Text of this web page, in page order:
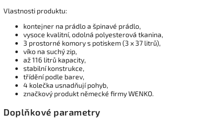
Vlastnosti produktu:
kontejner na prádlo a špinavé prádlo,
vysoce kvalitní, odolná polyesterová tkanina,
3 prostorné komory s potiskem (3 x 37 litrů),
víko na suchý zip,
až 116 litrů kapacity,
stabilní konstrukce,
třídění podle barev,
4 kolečka usnadňují pohyb,
značkový produkt německé firmy WENKO.
Doplňkové parametry